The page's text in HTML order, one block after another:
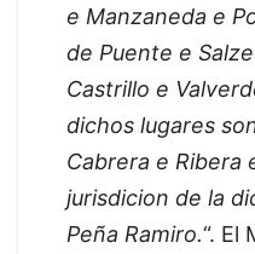
e Manzaneda e
de Puente e
Castrillo e
dichos lugares
Cabrera e Ribera
jurisdicion de la
Peña Ramiro.“. El